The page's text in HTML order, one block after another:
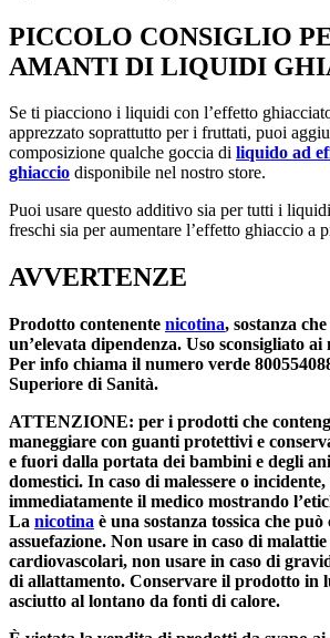
PICCOLO CONSIGLIO
AMANTI DI LIQUIDI
Se ti piacciono i liquidi con l’effetto
apprezzato soprattutto per i fruttati, puoi
composizione qualche goccia di liquido ad
ghiaccio disponibile nel nostro store.
Puoi usare questo additivo sia per tutti i
freschi sia per aumentare l’effetto ghiaccio a
AVVERTENZE
Prodotto contenente nicotina, sostanza
un’elevata dipendenza. Uso sconsigliato
Per info chiama il numero verde
Superiore di Sanità.
ATTENZIONE: per i prodotti che
maneggiare con guanti protettivi e
e fuori dalla portata dei bambini e degli
domestici. In caso di malessere o
immediatamente il medico mostrando
La nicotina è una sostanza tossica che può
assuefazione. Non usare in caso di
cardiovascolari, non usare in caso di
di allattamento. Conservare il prodotto in
asciutto al lontano da fonti di calore.